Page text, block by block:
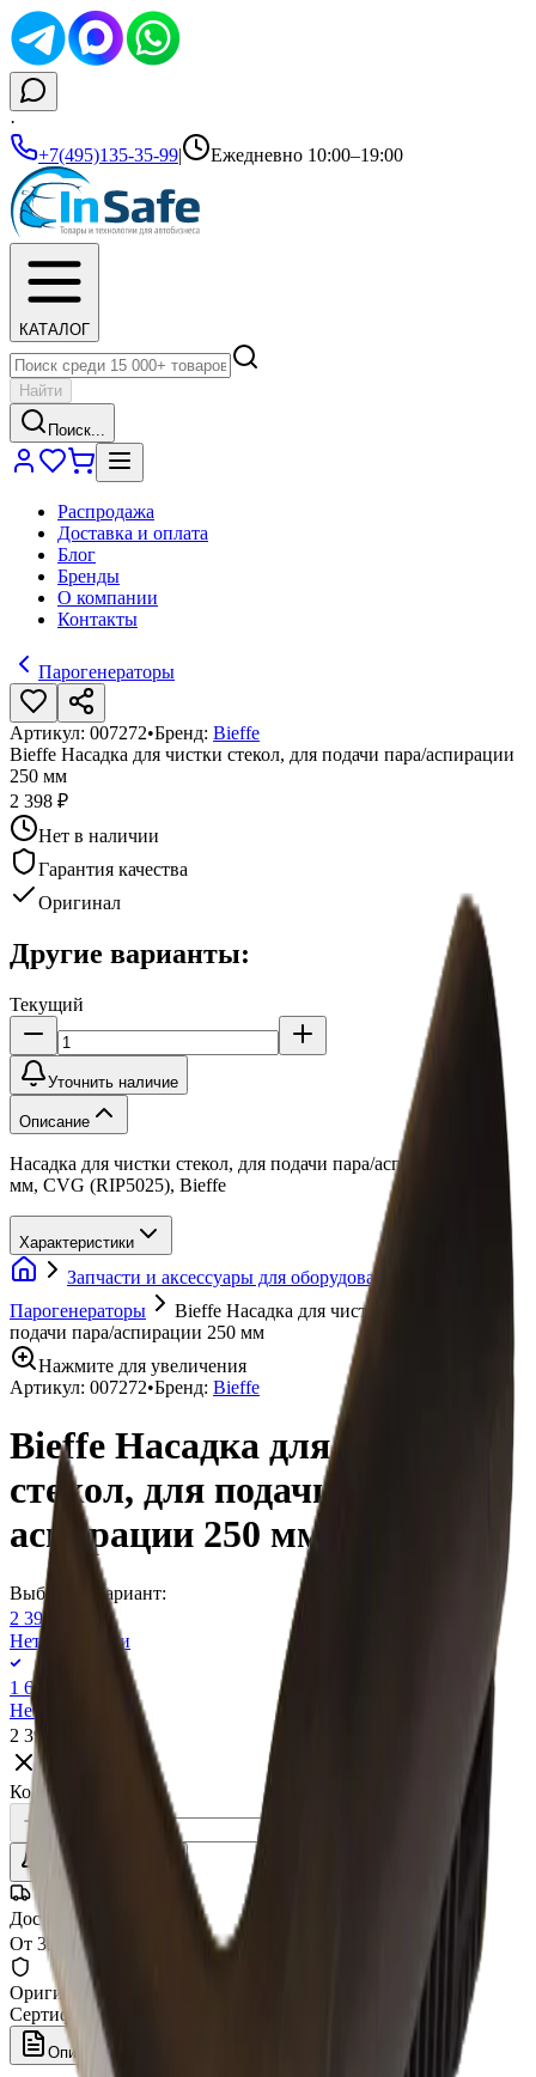
·
+7(495)135-35-99| Ежедневно 10:00–19:00
КАТАЛОГ
Найти
Поиск...
Распродажа
Доставка и оплата
Блог
Бренды
О компании
Контакты
Парогенераторы
Артикул: 007272•Бренд: Bieffe
Bieffe Насадка для чистки стекол, для подачи пара/аспирации
250 мм
2 398 ₽
Нет в наличии
Гарантия качества
Оригинал
Другие варианты:
Текущий
Уточнить наличие
Описание
Насадка для чистки стекол, для подачи пара/аспирации 250
мм, CVG (RIP5025), Bieffe
Характеристики
Запчасти и аксессуары для оборудования
Парогенераторы
Bieffe Насадка для чистки стекол, для
подачи пара/аспирации 250 мм
Нажмите для увеличения
Артикул: 007272•Бренд: Bieffe
Bieffe Насадка для чистки
стекол, для подачи пара/
аспирации 250 мм
Выберите вариант:
2 398 ₽
Нет в наличии
1 640 ₽
Нет в наличии
2 398 ₽
Нет в наличии
Количество:
Уточнить наличие
Доставка СДЭК
От 350₽ по России
Оригинал 100%
Сертифицированный товар
Описание